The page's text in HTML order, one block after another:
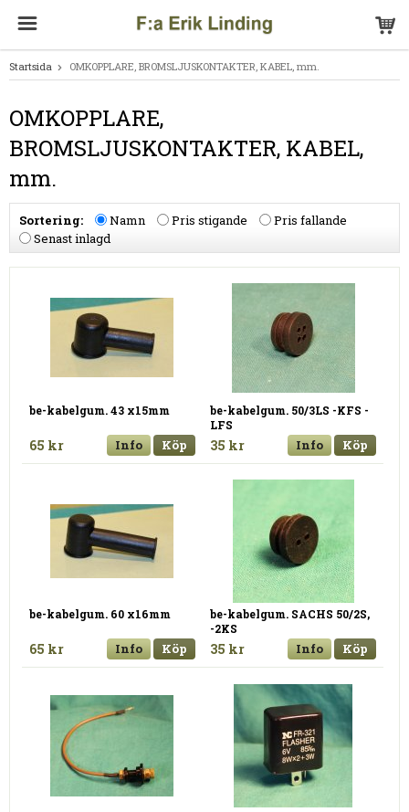
Startsida OMKOPPLARE, BROMSLJUSKONTAKTER, KABEL, mm.
OMKOPPLARE,
BROMSLJUSKONTAKTER, KABEL,
mm.
Sortering: Namn Pris stigande
Pris fallande
Senast inlagd
be-kabelgum. 43 x15mm
65 kr Info Köp
be-kabelgum. 50/3LS -KFS -
LFS
35 kr Info Köp
be-kabelgum. 60 x16mm
65 kr Info Köp
be-kabelgum. SACHS 50/2S,
-2KS
35 kr Info Köp